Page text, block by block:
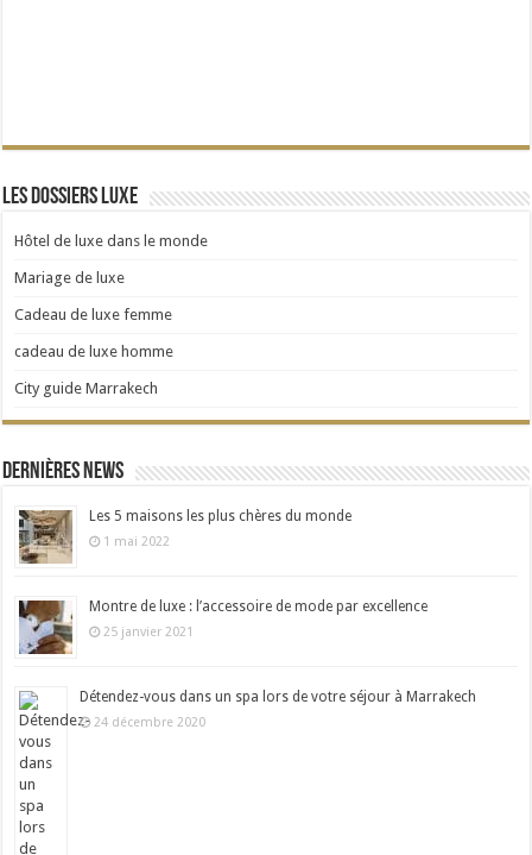
Les dossiers Luxe
Hôtel de luxe dans le monde
Mariage de luxe
Cadeau de luxe femme
cadeau de luxe homme
City guide Marrakech
Dernières news
Les 5 maisons les plus chères du monde
1 mai 2022
Montre de luxe : l’accessoire de mode par excellence
25 janvier 2021
Détendez-vous dans un spa lors de votre séjour à Marrakech
24 décembre 2020